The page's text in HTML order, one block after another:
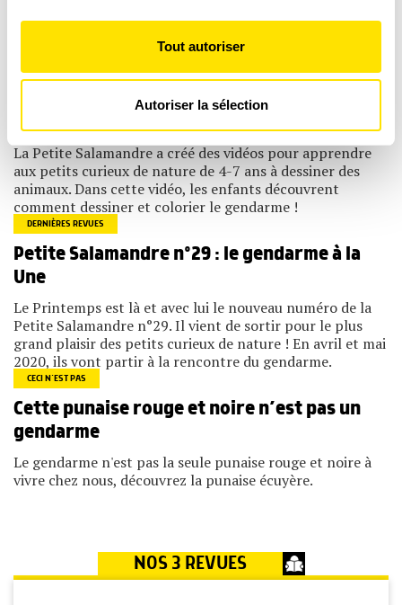
déclaration sur les cookies.
Les cookies nous permettent de personnaliser le contenu
et les annonces, d'offrir des fonctionnalités relatives aux
médias sociaux et d'analyser notre trafic. Nous
notre site avec nos partenaires de médias sociaux, de
publicité et d'analyse, qui peuvent combiner celles-ci
avec d'autres informations que vous leur avez fournies
ou qu'ils ont collectées lors de votre utilisation de leurs
services.
Tout autoriser
Autoriser la sélection
Un dessin de gendarme facile à faire
La Petite Salamandre a créé des vidéos pour apprendre
aux petits curieux de nature de 4-7 ans à dessiner des
animaux. Dans cette vidéo, les enfants découvrent
comment dessiner et colorier le gendarme !
DERNIÈRES REVUES
Petite Salamandre n°29 : le gendarme à la
Une
Le Printemps est là et avec lui le nouveau numéro de la
Petite Salamandre n°29. Il vient de sortir pour le plus
grand plaisir des petits curieux de nature ! En avril et mai
2020, ils vont partir à la rencontre du gendarme.
CECI N’EST PAS
Cette punaise rouge et noire n’est pas un
gendarme
Le gendarme n'est pas la seule punaise rouge et noire à
vivre chez nous, découvrez la punaise écuyère.
NOS 3 REVUES